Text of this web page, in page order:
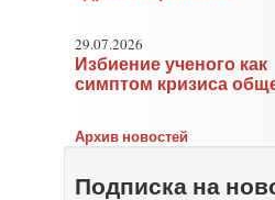
29.07.2026
Избиение ученого как
симптом кризиса
Архив новостей
Подписка на